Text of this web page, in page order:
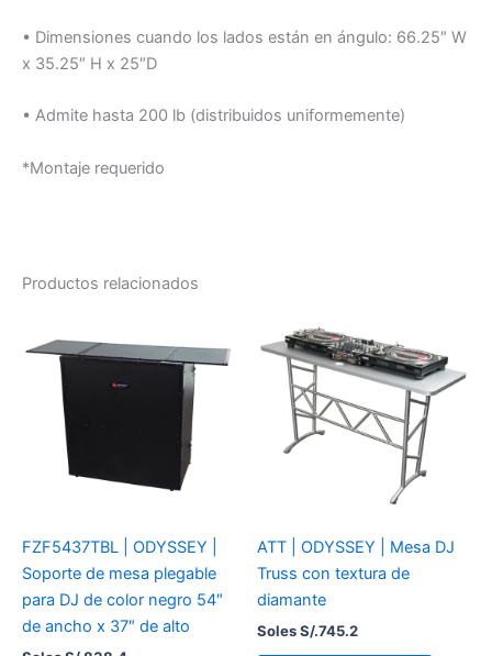
• Dimensiones cuando los lados están en ángulo: 66.25″ W
x 35.25″ H x 25″D
• Admite hasta 200 lb (distribuidos uniformemente)
*Montaje requerido
Productos relacionados
FZF5437TBL | ODYSSEY |
Soporte de mesa plegable
para DJ de color negro 54″
de ancho x 37″ de alto
ATT | ODYSSEY | Mesa DJ
Truss con textura de
diamante
Soles S/.745.2